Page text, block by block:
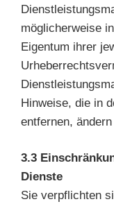
möglicherweise
Eigentum ihrer
Hinweise, die in
entfernen,
3.3
Dienste
Sie verpflichten